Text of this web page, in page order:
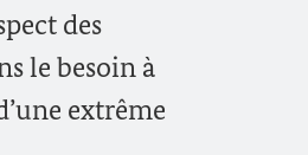
des
le besoin à
extrême